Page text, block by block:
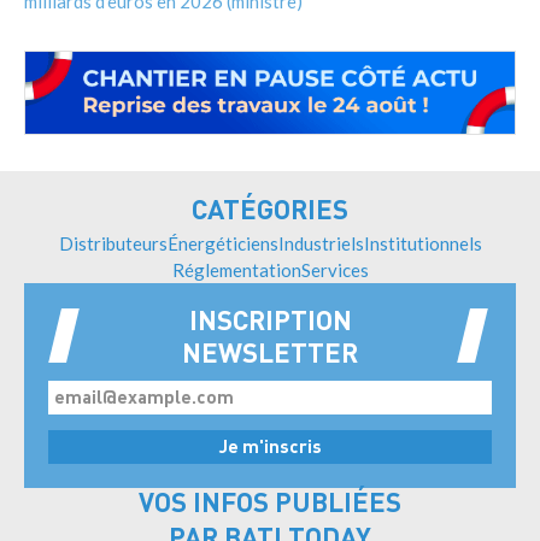
CATÉGORIES
DistributeursÉnergéticiensIndustrielsInstitutionnels
RéglementationServices
INSCRIPTION
NEWSLETTER
VOS INFOS PUBLIÉES